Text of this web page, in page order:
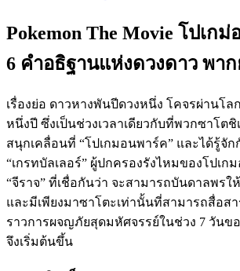
Pokemon The Movie โปเก
6 คําอธิฐานแห่งดวงดาว พา
เรื่องย่อ ดาวหางพันปีดวงหนึ่ง โคจรผ่านโล
หนึ่งปี ซึ่งเป็นช่วงเวลาเดียวกับที่พวกซาโตชิ
สนุกเคลื่อนที่ “โปเกมอนพาร์ค” และได้รู้จั
“เกรทบัลเลอร์” ผู้ปกครองรังไหมของโปเ
“จีราจ” ที่เชื่อกันว่า จะสามารถบันดาลพรใ
และมีเพียงมาซาโตะเท่านั้นที่สามารถสื่อสา
ราวการผจญภัยสุดมหัศจรรย์ในช่วง 7 วันข
จึงเริ่มต้นขึ้น